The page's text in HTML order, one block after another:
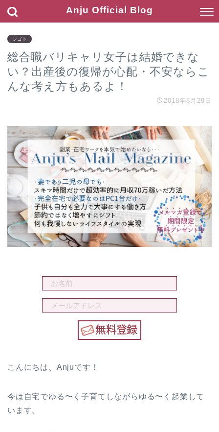
Anju Official Blog
シゴト
総合職バリキャリ女子は結婚できな
い？出産後の復帰が心配・不安ならこ
んな考え方もあるよ！
2018年8月29日
こんにちは、Anjuです！
今は自宅でゆる〜く子育てしながらゆる〜く起業して
います。